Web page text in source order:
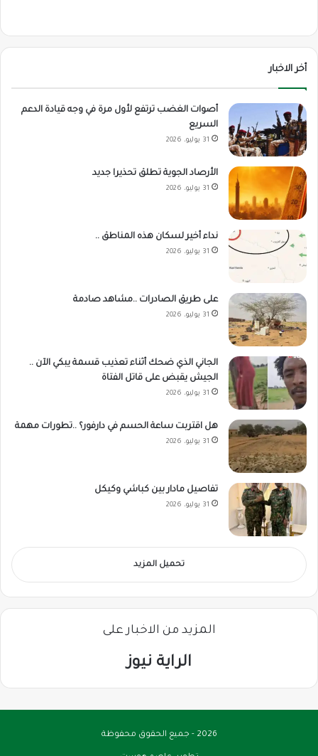
أخر الاخبار
أصوات الغضب ترتفع لأول مرة في وجه قيادة الدعم
السريع
31 يوليو، 2026
الأرصاد الجوية تطلق تحذيرا جديد
31 يوليو، 2026
نداء أخير لسكان هذه المناطق ..
31 يوليو، 2026
على طريق الصادرات ..مشاهد صادمة
31 يوليو، 2026
الجاني الذي ضحك أثناء تعذيب قسمة يبكي الآن ..
الجيش يقبض على قاتل الفتاة
31 يوليو، 2026
هل اقتربت ساعة الحسم في دارفور؟ ..تطورات مهمة
31 يوليو، 2026
تفاصيل مادار بين كباشي وكيكل
31 يوليو، 2026
تحميل المزيد
المزيد من الاخبار على
الراية نيوز
2026 - جميع الحقوق محفوظة